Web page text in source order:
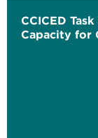
CCICED
Capacity for